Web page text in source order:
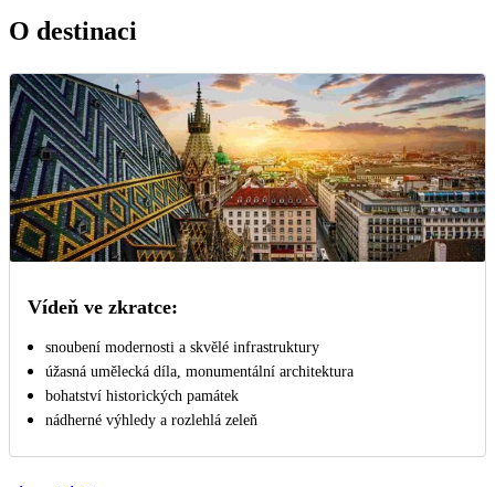
O destinaci
Vídeň ve zkratce:
snoubení modernosti a skvělé infrastruktury
úžasná umělecká díla, monumentální architektura
bohatství historických památek
nádherné výhledy a rozlehlá zeleň